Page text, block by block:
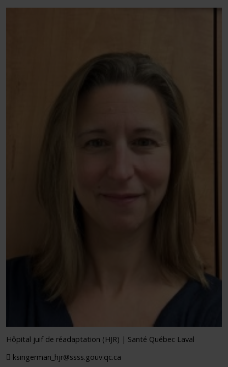
Hôpital juif de réadaptation (HJR) | Santé Québec Laval
ksingerman_hjr@ssss.gouv.qc.ca